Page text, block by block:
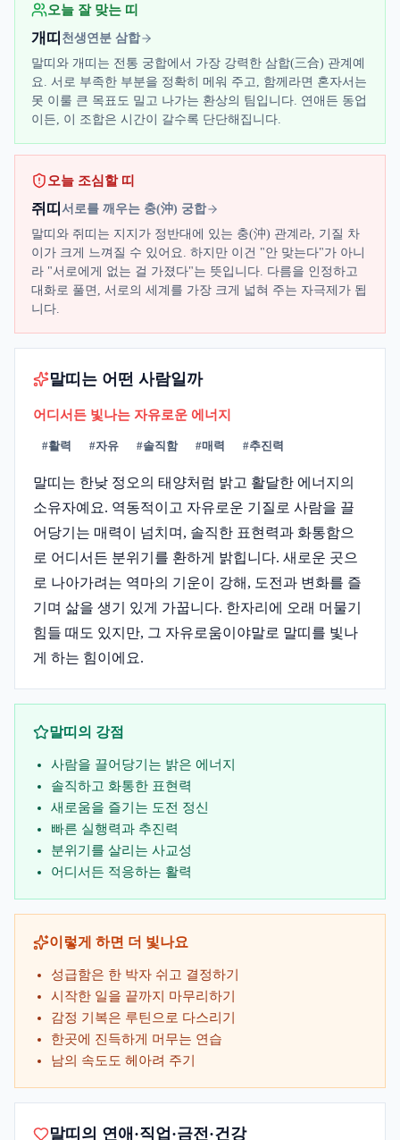
오늘 잘 맞는 띠
개띠 천생연분 삼합
말띠와 개띠는 전통 궁합에서 가장 강력한 삼합(三合) 관계예
요. 서로 부족한 부분을 정확히 메워 주고, 함께라면 혼자서는
못 이룰 큰 목표도 밀고 나가는 환상의 팀입니다. 연애든 동업
이든, 이 조합은 시간이 갈수록 단단해집니다.
오늘 조심할 띠
쥐띠 서로를 깨우는 충(沖) 궁합
말띠와 쥐띠는 지지가 정반대에 있는 충(沖) 관계라, 기질 차
이가 크게 느껴질 수 있어요. 하지만 이건 "안 맞는다"가 아니
라 "서로에게 없는 걸 가졌다"는 뜻입니다. 다름을 인정하고
대화로 풀면, 서로의 세계를 가장 크게 넓혀 주는 자극제가 됩
니다.
말띠는 어떤 사람일까
어디서든 빛나는 자유로운 에너지
#활력 #자유 #솔직함 #매력 #추진력
말띠는 한낮 정오의 태양처럼 밝고 활달한 에너지의
소유자예요. 역동적이고 자유로운 기질로 사람을 끌
어당기는 매력이 넘치며, 솔직한 표현력과 화통함으
로 어디서든 분위기를 환하게 밝힙니다. 새로운 곳으
로 나아가려는 역마의 기운이 강해, 도전과 변화를 즐
기며 삶을 생기 있게 가꿉니다. 한자리에 오래 머물기
힘들 때도 있지만, 그 자유로움이야말로 말띠를 빛나
게 하는 힘이에요.
말띠 의 강점
사람을 끌어당기는 밝은 에너지
솔직하고 화통한 표현력
새로움을 즐기는 도전 정신
빠른 실행력과 추진력
분위기를 살리는 사교성
어디서든 적응하는 활력
이렇게 하면 더 빛나요
성급함은 한 박자 쉬고 결정하기
시작한 일을 끝까지 마무리하기
감정 기복은 루틴으로 다스리기
한곳에 진득하게 머무는 연습
남의 속도도 헤아려 주기
말띠의 연애·직업·금전·건강